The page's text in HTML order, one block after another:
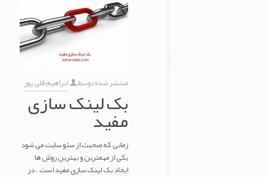
منتشر شده توسط ابراهیم قلی پور
بک لینک سازی
مفید
زمانی که صحبت از سئو سایت می شود
یکی از مهمترین و بهترین روش ها
ایجاد بک لینک سازی مفید است . در